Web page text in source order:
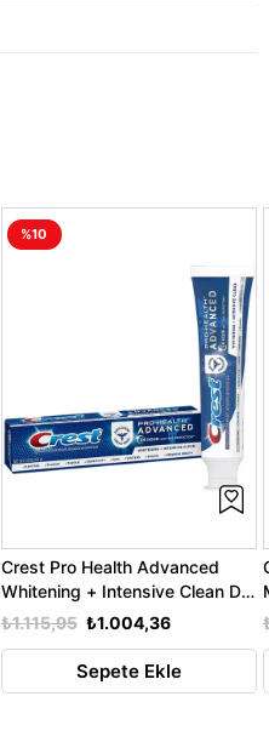
Crest Pro Health Advanced
Whitening + Intensive Clean Diş
Macunu 164GR₺1.004,36
₺1.115,95
Sepete Ekle
%10